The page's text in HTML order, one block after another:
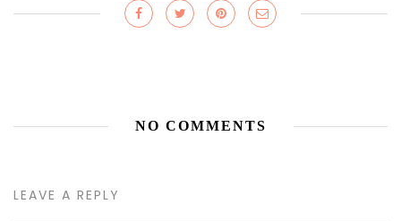
NO COMMENTS
LEAVE A REPLY